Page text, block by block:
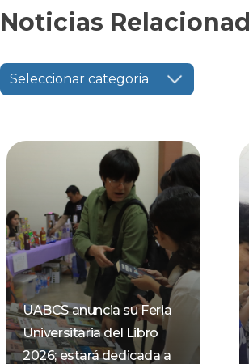
Noticias
Seleccionar categoria
UABCS anuncia su Feria
Universitaria del Libro
2026; estará dedicada a